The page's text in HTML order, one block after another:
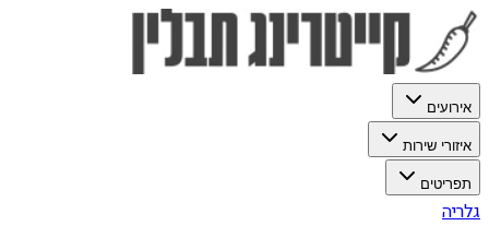
אירועים
איזורי שירות
תפריטים
גלריה